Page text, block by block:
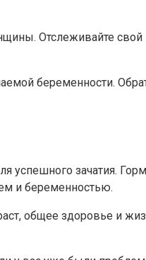
Отслеживайте свой
беременности.
успешного зачатия.
и беременностью.
общее здоровье и